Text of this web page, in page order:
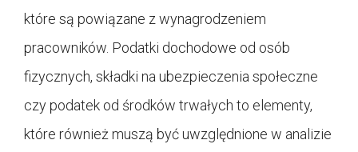
które są powiązane z wynagrodzeniem
pracowników. Podatki dochodowe od osób
fizycznych, składki na ubezpieczenia społeczne
czy podatek od środków trwałych to elementy,
które również muszą być uwzględnione w analizie